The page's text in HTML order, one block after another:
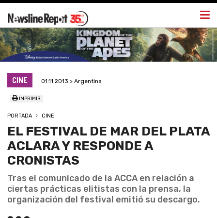
CINE 01.11.2013 > Argentina
IMPRIMIR
PORTADA CINE
EL FESTIVAL DE MAR DEL PLATA
ACLARA Y RESPONDE A
CRONISTAS
Tras el comunicado de la ACCA en relación a
ciertas prácticas elitistas con la prensa, la
organización del festival emitió su descargo.